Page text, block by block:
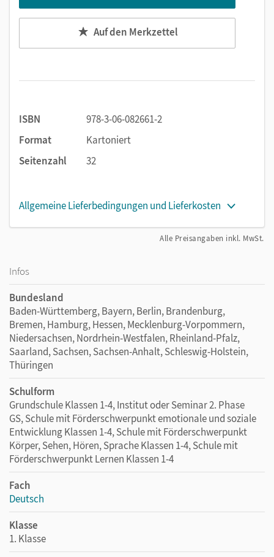
Auf den Merkzettel
ISBN
978-3-06-082661-2
Format
Kartoniert
Seitenzahl
32
Allgemeine Lieferbedingungen und Lieferkosten
Alle Preisangaben inkl. MwSt.
Infos
Bundesland
Baden-Württemberg, Bayern, Berlin, Brandenburg,
Bremen, Hamburg, Hessen, Mecklenburg-Vorpommern,
Niedersachsen, Nordrhein-Westfalen, Rheinland-Pfalz,
Saarland, Sachsen, Sachsen-Anhalt, Schleswig-Holstein,
Thüringen
Schulform
Grundschule Klassen 1-4, Institut oder Seminar 2. Phase
GS, Schule mit Förderschwerpunkt emotionale und soziale
Entwicklung Klassen 1-4, Schule mit Förderschwerpunkt
Körper, Sehen, Hören, Sprache Klassen 1-4, Schule mit
Förderschwerpunkt Lernen Klassen 1-4
Fach
Deutsch
Klasse
1. Klasse